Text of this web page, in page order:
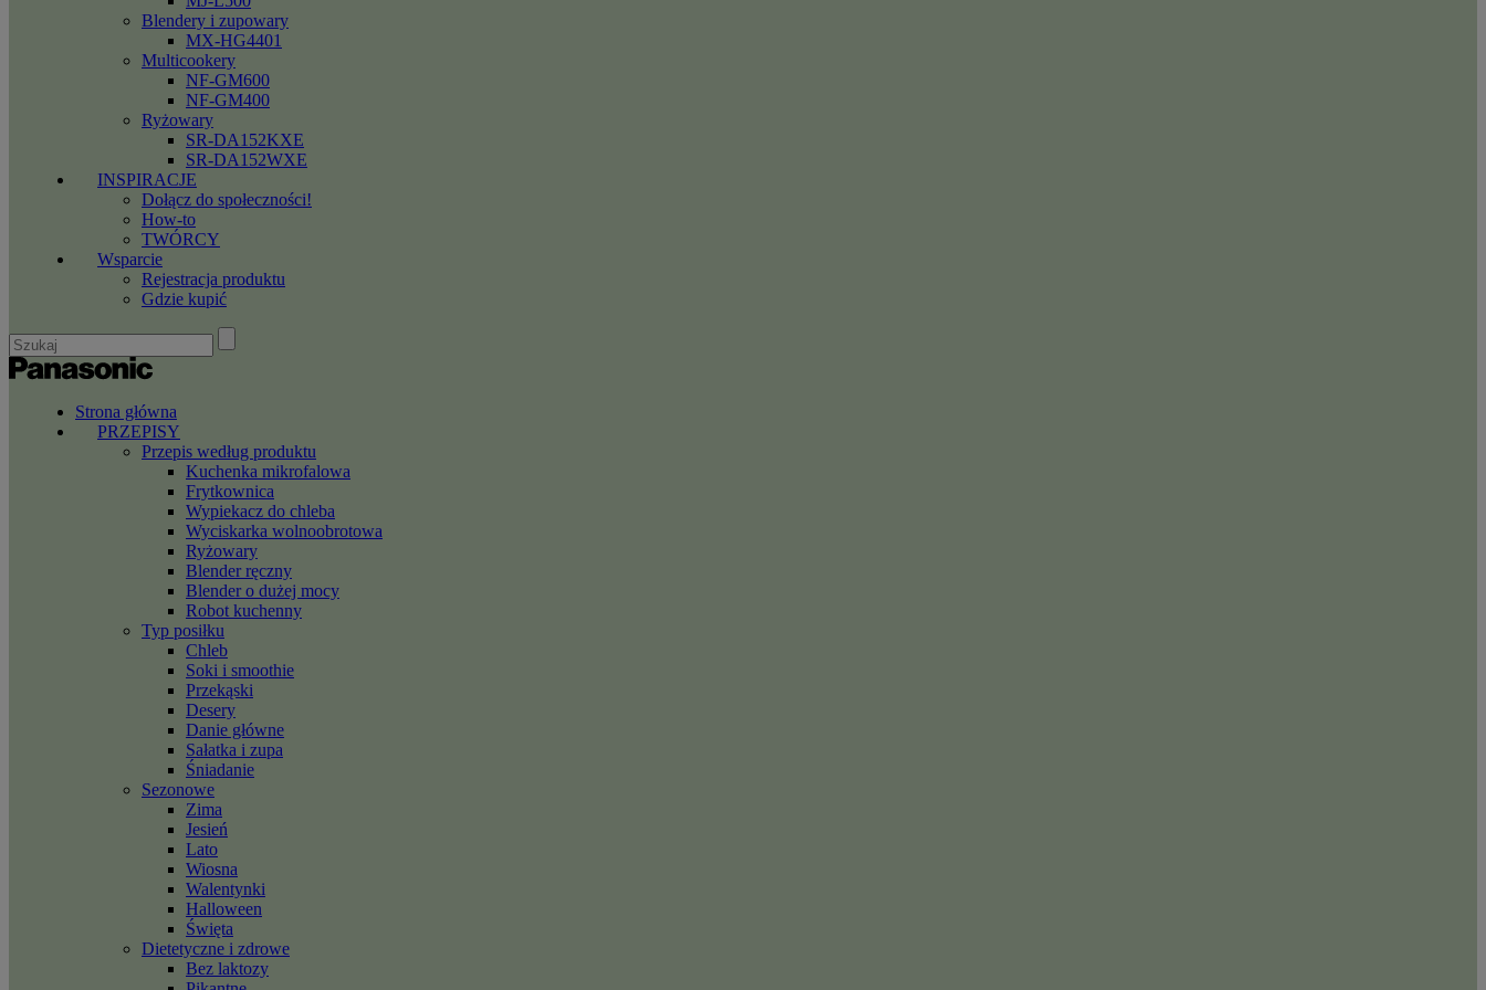
Blendery i zupowary
MX-HG4401
Multicookery
NF-GM600
NF-GM400
Ryżowary
SR-DA152KXE
SR-DA152WXE
INSPIRACJE
Dołącz do społeczności!
How-to
TWÓRCY
Wsparcie
Rejestracja produktu
Gdzie kupić
Strona główna
PRZEPISY
Przepis według produktu
Kuchenka mikrofalowa
Frytkownica
Wypiekacz do chleba
Wyciskarka wolnoobrotowa
Ryżowary
Blender ręczny
Blender o dużej mocy
Robot kuchenny
Typ posiłku
Chleb
Soki i smoothie
Przekąski
Desery
Danie główne
Sałatka i zupa
Śniadanie
Sezonowe
Zima
Jesień
Lato
Wiosna
Walentynki
Halloween
Święta
Dietetyczne i zdrowe
Bez laktozy